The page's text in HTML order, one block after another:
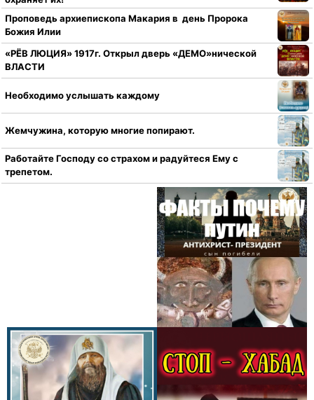
Проповедь архиепископа Макария в день Пророка
Божия Илии
«РЁВ ЛЮЦИЯ» 1917г. Открыл дверь «ДЕМО»нической
ВЛАСТИ
Необходимо услышать каждому
Жемчужина, которую многие попирают.
Работайте Господу со страхом и радуйтеся Ему с
трепетом.